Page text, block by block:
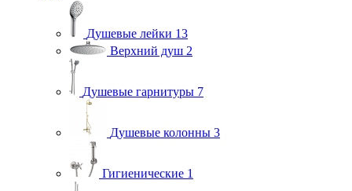
Душевые лейки 13
Верхний душ 2
Душевые гарнитуры 7
Душевые колонны 3
Гигиенические 1